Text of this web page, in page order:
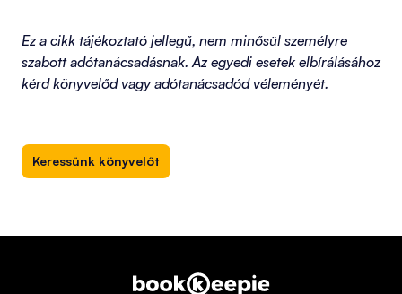
Ez a cikk tájékoztató jellegű, nem minősül személyre
szabott adótanácsadásnak. Az egyedi esetek elbírálásához
kérd könyvelőd vagy adótanácsadód véleményét.
Keressünk könyvelőt